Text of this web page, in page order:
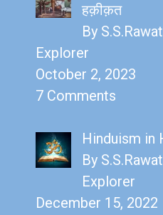
हक़ीक़त
By
Explorer
October 2, 2023
7 Comments
Hinduism in
By
Explorer
December 15, 2022